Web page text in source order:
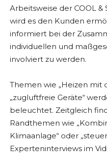
Arbeitsweise der COOL &
wird es den Kunden
informiert bei der
individuellen und
involviert zu werden.
Themen wie „Heizen mit
„zugluftfreie Geräte“
beleuchtet. Zeitgleich
Randthemen wie
Klimaanlage“ oder
Experteninterviews im